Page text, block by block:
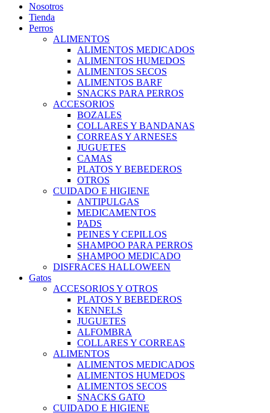
Nosotros
Tienda
Perros
ALIMENTOS
ALIMENTOS MEDICADOS
ALIMENTOS HUMEDOS
ALIMENTOS SECOS
ALIMENTOS BARF
SNACKS PARA PERROS
ACCESORIOS
BOZALES
COLLARES Y BANDANAS
CORREAS Y ARNESES
JUGUETES
CAMAS
PLATOS Y BEBEDEROS
OTROS
CUIDADO E HIGIENE
ANTIPULGAS
MEDICAMENTOS
PADS
PEINES Y CEPILLOS
SHAMPOO PARA PERROS
SHAMPOO MEDICADO
DISFRACES HALLOWEEN
Gatos
ACCESORIOS Y OTROS
PLATOS Y BEBEDEROS
KENNELS
JUGUETES
ALFOMBRA
COLLARES Y CORREAS
ALIMENTOS
ALIMENTOS MEDICADOS
ALIMENTOS HUMEDOS
ALIMENTOS SECOS
SNACKS GATO
CUIDADO E HIGIENE